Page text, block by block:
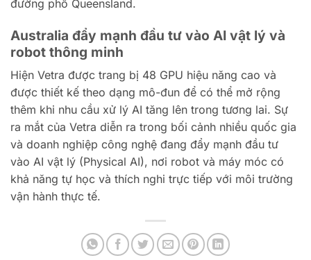
đường phố Queensland.
Australia đẩy mạnh đầu tư vào AI vật lý và
robot thông minh
Hiện Vetra được trang bị 48 GPU hiệu năng cao và
được thiết kế theo dạng mô-đun để có thể mở rộng
thêm khi nhu cầu xử lý AI tăng lên trong tương lai. Sự
ra mắt của Vetra diễn ra trong bối cảnh nhiều quốc gia
và doanh nghiệp công nghệ đang đẩy mạnh đầu tư
vào AI vật lý (Physical AI), nơi robot và máy móc có
khả năng tự học và thích nghi trực tiếp với môi trường
vận hành thực tế.